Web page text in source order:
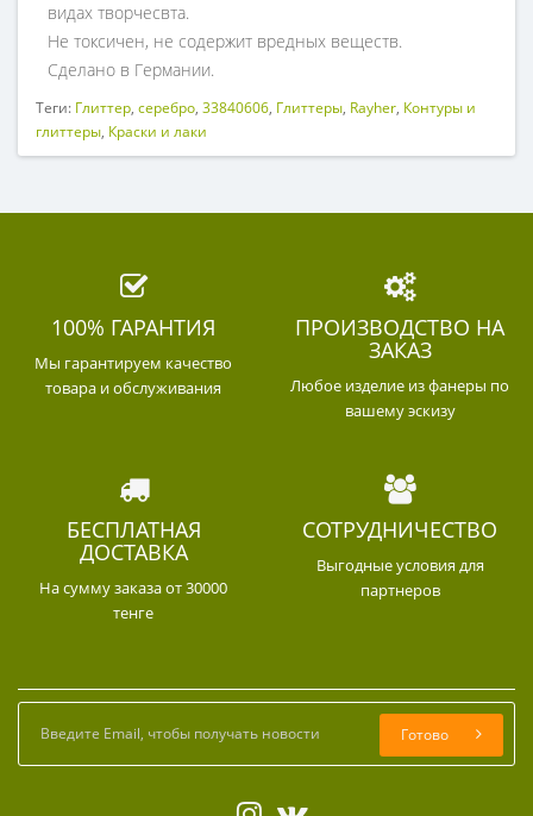
видах творчесвта.
Не токсичен, не содержит вредных веществ.
Сделано в Германии.
Теги: Глиттер, серебро, 33840606, Глиттеры, Rayher, Контуры и
глиттеры, Краски и лаки
100% ГАРАНТИЯ
Мы гарантируем качество
товара и обслуживания
ПРОИЗВОДСТВО НА
ЗАКАЗ
Любое изделие из фанеры по
вашему эскизу
БЕСПЛАТНАЯ
ДОСТАВКА
На сумму заказа от 30000
тенге
СОТРУДНИЧЕСТВО
Выгодные условия для
партнеров
Готово